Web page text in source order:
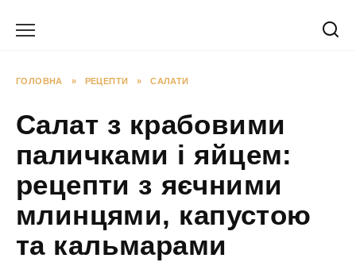
ГОЛОВНА » РЕЦЕПТИ » САЛАТИ
Салат з крабовими
паличками і яйцем:
рецепти з яєчними
млинцями, капустою
та кальмарами